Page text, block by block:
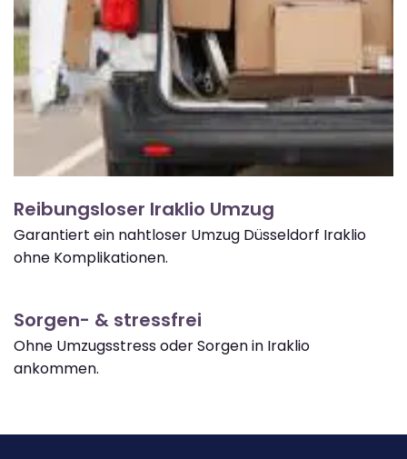
Reibungsloser Iraklio Umzug
Garantiert ein nahtloser Umzug Düsseldorf Iraklio
ohne Komplikationen.
Sorgen- & stressfrei
Ohne Umzugsstress oder Sorgen in Iraklio
ankommen.